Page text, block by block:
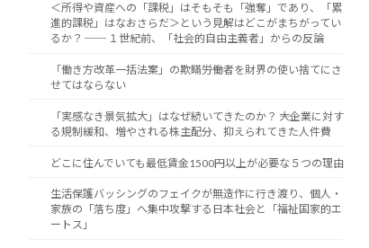
＜所得や資産への「課税」はそもそも「強奪」であり、「累
進的課税」はなおさらだ＞という見解はどこがまちがってい
るか？ ── １世紀前、「社会的自由主義者」からの反論
「働き方改革一括法案」の欺瞞――労働者を財界の使い捨てにさ
せてはならない
「実感なき景気拡大」はなぜ続いてきたのか？ ――大企業に対す
る規制緩和、増やされる株主配分、抑えられてきた人件費
どこに住んでいても最低賃金1500円以上が必要な５つの理由
生活保護バッシングのフェイクが無造作に行き渡り、個人・
家族の「落ち度」へ集中攻撃する日本社会と「福祉国家的エ
ートス」